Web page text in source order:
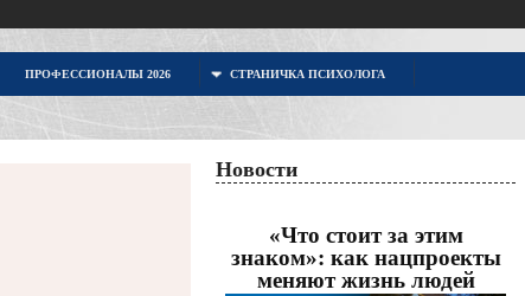
ПРОФЕССИОНАЛЫ 2026 СТРАНИЧКА ПСИХОЛОГА
Новости
«Что стоит за этим
знаком»: как нацпроекты
меняют жизнь людей